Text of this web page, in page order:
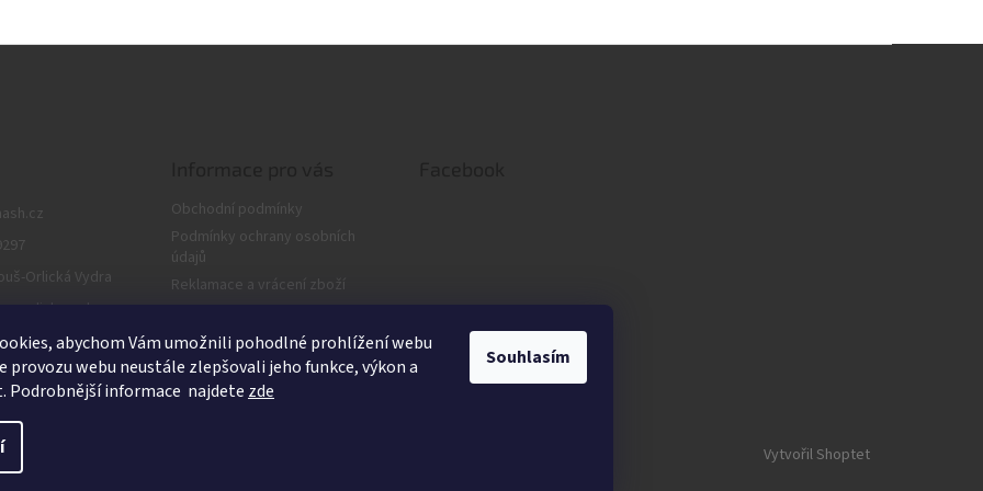
abychom Vám umožnili pohodlné prohlížení webu
provozu webu neustále zlepšovali jeho funkce, výkon a
Podrobnější informace najdete zde
Souhlasím
Orlická Vydra
Obchodní podmínky
Podmínky ochrany osobních
údajů
Reklamace a vrácení zboží
Podmínky cookie
Věrnostní program
Vytvořil Shoptet